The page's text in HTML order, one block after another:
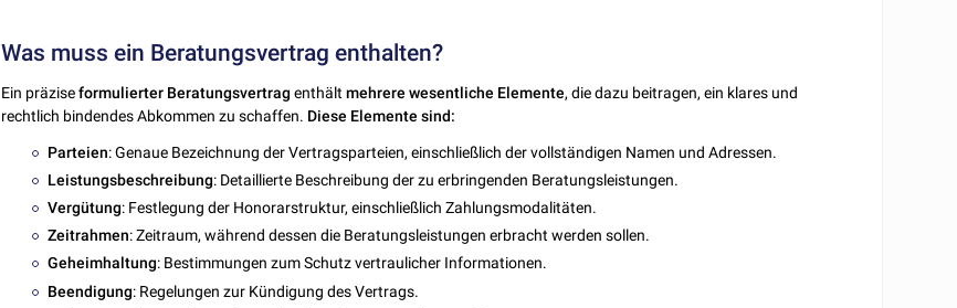
Was muss ein Beratungsvertrag enthalten?
Ein präziseformulierter Beratungsvertrag enthältmehrere wesentliche Elemente, die dazu beitragen, ein klares und
rechtlich bindendes Abkommen zu schaffen. Diese Elemente sind:
Parteien: Genaue Bezeichnung der Vertragsparteien, einschließlich der vollständigen Namen und Adressen.
Leistungsbeschreibung: Detaillierte Beschreibung der zu erbringenden Beratungsleistungen.
Vergütung: Festlegung der Honorarstruktur, einschließlich Zahlungsmodalitäten.
Zeitrahmen: Zeitraum, während dessen die Beratungsleistungen erbracht werden sollen.
Geheimhaltung: Bestimmungen zum Schutz vertraulicher Informationen.
Beendigung: Regelungen zur Kündigung des Vertrags.